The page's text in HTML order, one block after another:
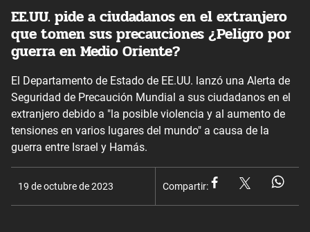
EE.UU. pide a ciudadanos en el extranjero
que tomen sus precauciones ¿Peligro por
guerra en Medio Oriente?
El Departamento de Estado de EE.UU. lanzó una Alerta de
Seguridad de Precaución Mundial a sus ciudadanos en el
extranjero debido a "la posible violencia y al aumento de
tensiones en varios lugares del mundo" a causa de la
guerra entre Israel y Hamás.
19 de octubre de 2023 Compartir: